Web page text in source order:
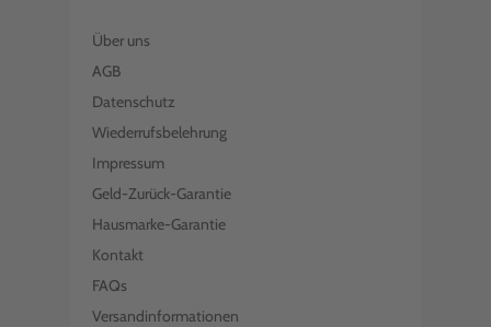
Über uns
AGB
Datenschutz
Wiederrufsbelehrung
Impressum
Geld-Zurück-Garantie
Hausmarke-Garantie
Kontakt
FAQs
Versandinformationen